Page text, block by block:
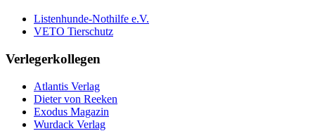
Listenhunde-Nothilfe e.V.
VETO Tierschutz
Verlegerkollegen
Atlantis Verlag
Dieter von Reeken
Exodus Magazin
Wurdack Verlag